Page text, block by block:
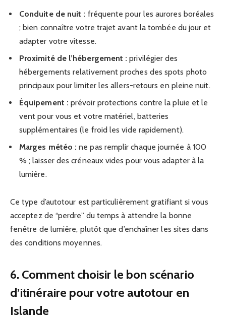
Conduite de nuit : fréquente pour les aurores boréales
; bien connaître votre trajet avant la tombée du jour et
adapter votre vitesse.
Proximité de l’hébergement : privilégier des
hébergements relativement proches des spots photo
principaux pour limiter les allers-retours en pleine nuit.
Équipement : prévoir protections contre la pluie et le
vent pour vous et votre matériel, batteries
supplémentaires (le froid les vide rapidement).
Marges météo : ne pas remplir chaque journée à 100
% ; laisser des créneaux vides pour vous adapter à la
lumière.
Ce type d’autotour est particulièrement gratifiant si vous
acceptez de “perdre” du temps à attendre la bonne
fenêtre de lumière, plutôt que d’enchaîner les sites dans
des conditions moyennes.
6. Comment choisir le bon scénario
d’itinéraire pour votre autotour en
Islande